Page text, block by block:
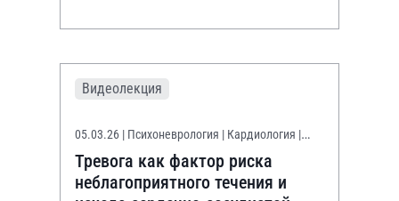
Видеолекция
05.03.26 | Психоневрология | Кардиология |
Неврология | Терапия
Тревога как фактор риска
неблагоприятного течения и